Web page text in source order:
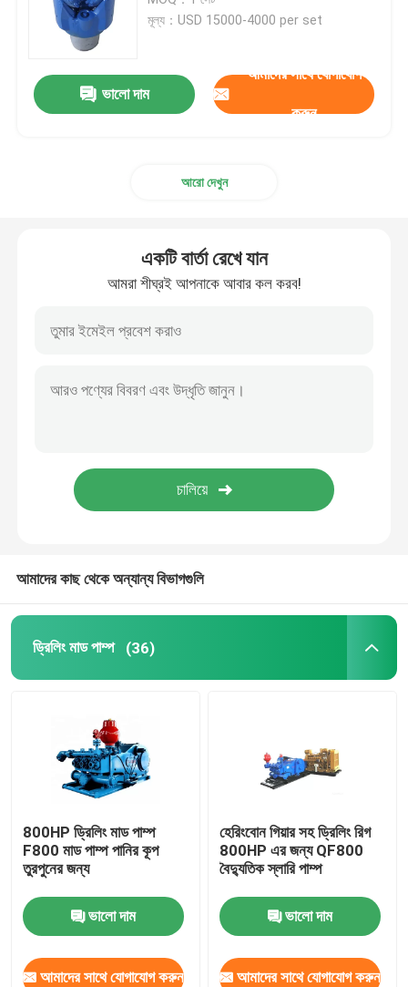
বালির পাম্প পিস্টন
রোটারি ড্রিলিং পায়ের পাতার মোজাবিশেষ
গেট ভালভ এবং চেক ভালভ
বল ভালভ এবং নিরাপত্তা ভালভ
ওয়েলহেড এবং ক্রিসমাস ট্রি
ব্লাউজ প্রিভেন্টর BOP
বৃত্তাকার BOP প্যাকিং উপাদান
PDC ড্রিল বিট
ডাউনহোল টুলস
কঠিন নিয়ন্ত্রণ সরঞ্জাম
রিগ উপাদান
মূল্য：USD 15000-4000 per set
ভালো দাম
আমাদের সাথে যোগাযোগ
করুন
আরো দেখুন
একটি বার্তা রেখে যান
আমরা শীঘ্রই আপনাকে আবার কল করব!
আমাদের কাছ থেকে অন্যান্য বিভাগগুলি
ড্রিলিং মাড পাম্প (36)
800HP ড্রিলিং মাড পাম্প
F800 মাড পাম্প পানির কূপ
তুরপুনের জন্য
ভালো দাম
আমাদের সাথে যোগাযোগ করুন
হেরিংবোন গিয়ার সহ ড্রিলিং রিগ
800HP এর জন্য QF800
বৈদ্যুতিক স্লারি পাম্প
ভালো দাম
আমাদের সাথে যোগাযোগ করুন